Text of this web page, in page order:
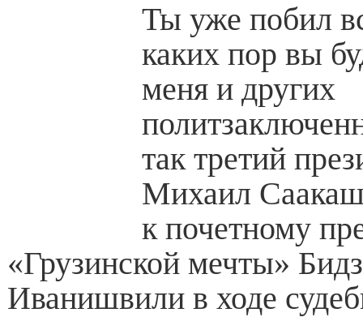
Ты уже побил
каких пор вы
меня и других
так третий
Михаил
к почетному
«Грузинской мечты»
Иванишвили в ходе